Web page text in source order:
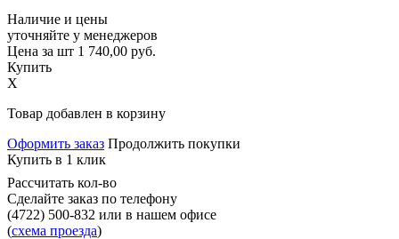
Наличие и цены
уточняйте у менеджеров
Цена за шт 1 740,00 руб.
Купить
X
Товар добавлен в корзину
Оформить заказ Продолжить покупки
Купить в 1 клик
Рассчитать кол-во
Сделайте заказ по телефону
(4722) 500-832 или в нашем офисе
(схема проезда)